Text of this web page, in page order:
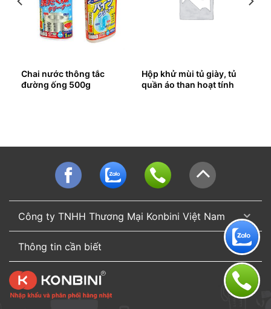
Chai nước thông tắc
đường ống 500g
Hộp khử mùi tủ giày, tủ
quần áo than hoạt tính
Công ty TNHH Thương Mại Konbini Việt Nam
Thông tin cần biết